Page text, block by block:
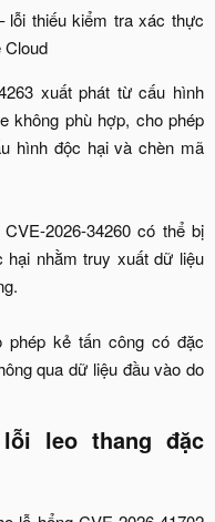
lỗi thiếu kiểm tra xác thực
Cloud​
xuất phát từ cấu hình
không phù hợp, cho phép
hình độc hại và chèn mã
2026-34260 có thể bị
hại nhằm truy xuất dữ liệu
phép kẻ tấn công có đặc
qua dữ liệu đầu vào do
leo thang đặc